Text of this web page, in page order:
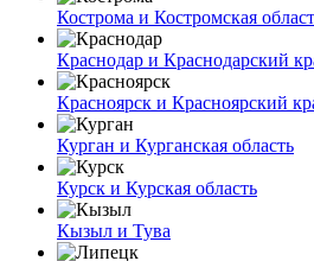
Кострома и Костромская
Краснодар и Краснодарский
Красноярск и Красноярский
Курган и Курганская область
Курск и Курская область
Кызыл и Тува